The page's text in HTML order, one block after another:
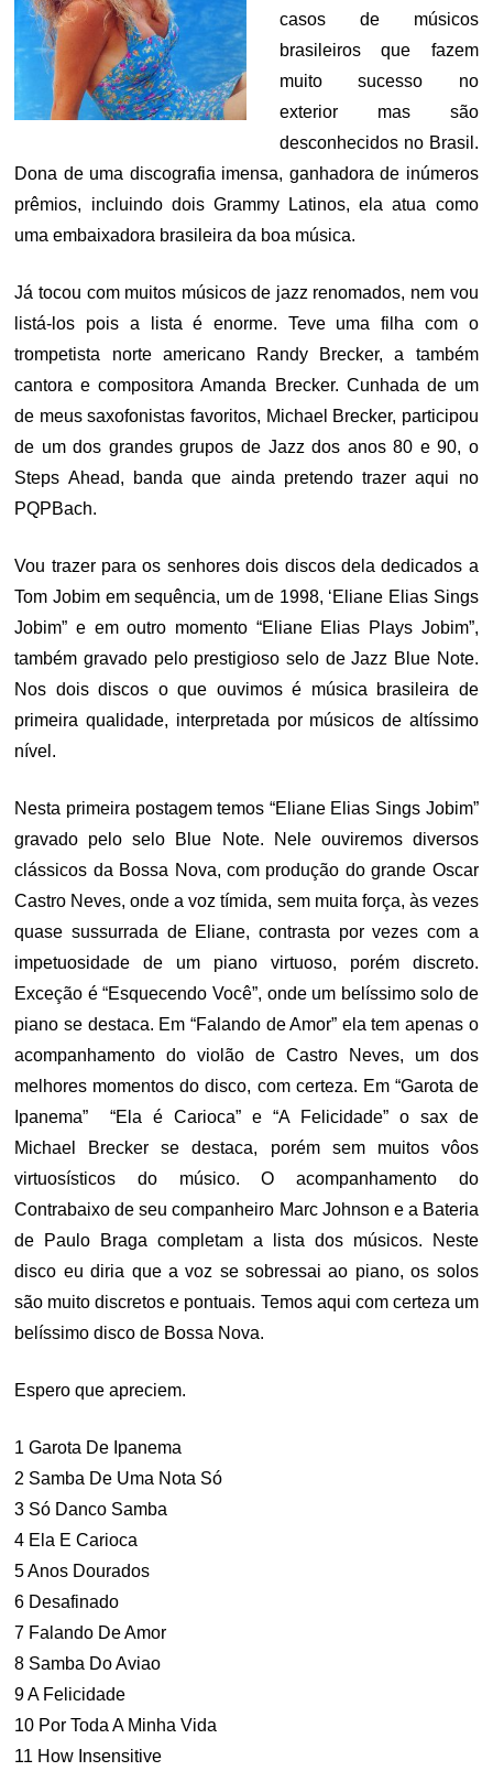
casos de músicos
brasileiros que fazem
muito sucesso no
exterior mas são
desconhecidos no Brasil.
Dona de uma discografia imensa, ganhadora de inúmeros
prêmios, incluindo dois Grammy Latinos, ela atua como
uma embaixadora brasileira da boa música.
Já tocou com muitos músicos de jazz renomados, nem vou
listá-los pois a lista é enorme. Teve uma filha com o
trompetista norte americano Randy Brecker, a também
cantora e compositora Amanda Brecker. Cunhada de um
de meus saxofonistas favoritos, Michael Brecker, participou
de um dos grandes grupos de Jazz dos anos 80 e 90, o
Steps Ahead, banda que ainda pretendo trazer aqui no
PQPBach.
Vou trazer para os senhores dois discos dela dedicados a
Tom Jobim em sequência, um de 1998, ‘Eliane Elias Sings
Jobim” e em outro momento “Eliane Elias Plays Jobim”,
também gravado pelo prestigioso selo de Jazz Blue Note.
Nos dois discos o que ouvimos é música brasileira de
primeira qualidade, interpretada por músicos de altíssimo
nível.
Nesta primeira postagem temos “Eliane Elias Sings Jobim”
gravado pelo selo Blue Note. Nele ouviremos diversos
clássicos da Bossa Nova, com produção do grande Oscar
Castro Neves, onde a voz tímida, sem muita força, às vezes
quase sussurrada de Eliane, contrasta por vezes com a
impetuosidade de um piano virtuoso, porém discreto.
Exceção é “Esquecendo Você”, onde um belíssimo solo de
piano se destaca. Em “Falando de Amor” ela tem apenas o
acompanhamento do violão de Castro Neves, um dos
melhores momentos do disco, com certeza. Em “Garota de
Ipanema” “Ela é Carioca” e “A Felicidade” o sax de
Michael Brecker se destaca, porém sem muitos vôos
virtuosísticos do músico. O acompanhamento do
Contrabaixo de seu companheiro Marc Johnson e a Bateria
de Paulo Braga completam a lista dos músicos. Neste
disco eu diria que a voz se sobressai ao piano, os solos
são muito discretos e pontuais. Temos aqui com certeza um
belíssimo disco de Bossa Nova.
Espero que apreciem.
1 Garota De Ipanema
2 Samba De Uma Nota Só
3 Só Danco Samba
4 Ela E Carioca
5 Anos Dourados
6 Desafinado
7 Falando De Amor
8 Samba Do Aviao
9 A Felicidade
10 Por Toda A Minha Vida
11 How Insensitive